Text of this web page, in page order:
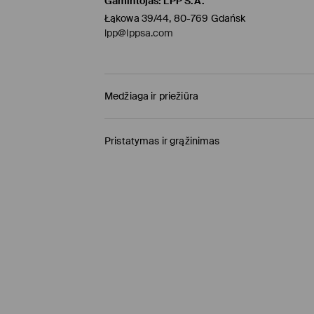
Łąkowa 39/44, 80-769 Gdańsk
lpp@lppsa.com
Medžiaga ir priežiūra
PIRMAS AUDINYS 54% POLIESTERIS, 39%
Pristatymas ir grąžinimas